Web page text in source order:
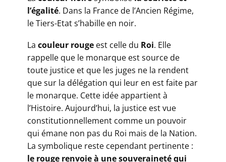
l’égalité. Dans la France de l’Ancien Régime,
le Tiers-Etat s’habille en noir.
​La couleur rouge est celle du Roi. Elle
rappelle que le monarque est source de
toute justice et que les juges ne la rendent
que sur la délégation qui leur en est faite par
le monarque. Cette idée appartient à
l’Histoire. Aujourd’hui, la justice est vue
constitutionnellement comme un pouvoir
qui émane non pas du Roi mais de la Nation.
La symbolique reste cependant pertinente :
le rouge renvoie à une souveraineté qui